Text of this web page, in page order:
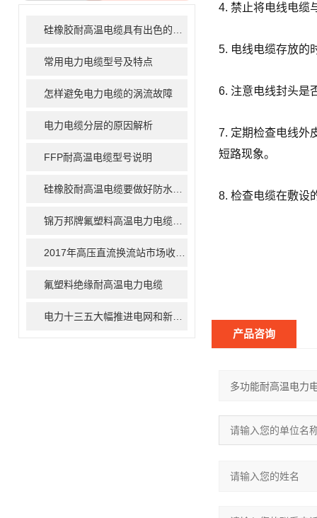
常用电力电缆型号及特点
怎样避免电力电缆的涡流故障
电力电缆分层的原因解析
FFP耐高温电缆型号说明
氟塑料绝缘耐高温电力电缆
4. 禁止将电线电缆
5. 电线电缆存放的
6. 注意电线封头是
7. 定期检查电线外
短路现象。
8. 检查电缆在敷设
产品咨询